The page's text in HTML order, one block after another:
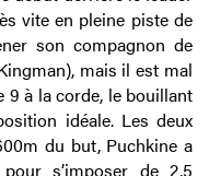
vite en pleine piste de
son compagnon de
mais il est mal
9 à la corde, le bouillant
idéale. Les deux
du but, Puchkine a
s’imposer de 2,5